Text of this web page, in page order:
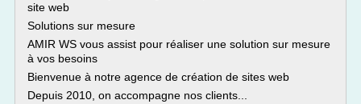
site web
Solutions sur mesure
AMIR WS vous assist pour réaliser une solution sur mesure
à vos besoins
Bienvenue à notre agence de création de sites web
Depuis 2010, on accompagne nos clients...